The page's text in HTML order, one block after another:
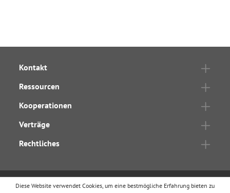
Kontakt
Ressourcen
Kooperationen
Verträge
Rechtliches
Diese Website verwendet Cookies, um eine bestmögliche Erfahrung bieten zu